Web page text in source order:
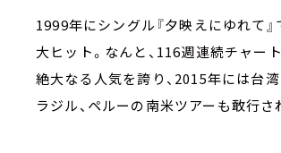
1999年にシングル『夕映えにゆれて
大ヒット。なんと、116週連続チャー
絶大なる人気を誇り、2015年には台
ラジル、ペルーの南米ツアーも敢行